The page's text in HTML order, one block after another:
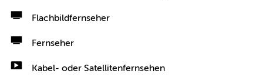
Flachbildfernseher
Fernseher
Kabel- oder Satellitenfernsehen